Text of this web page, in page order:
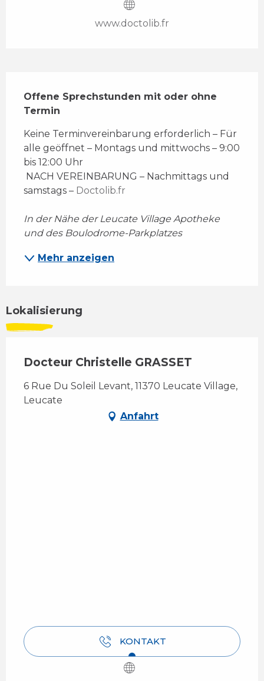
www.doctolib.fr
Offene Sprechstunden mit oder ohne
Termin
Keine Terminvereinbarung erforderlich – Für
alle geöffnet – Montags und mittwochs – 9:00
bis 12:00 Uhr
samstags – Doctolib.fr
In der Nähe der Leucate Village Apotheke
und des Boulodrome-Parkplatzes
Mehr anzeigen
Lokalisierung
Docteur Christelle GRASSET
6 Rue Du Soleil Levant, 11370 Leucate Village,
Leucate
Anfahrt
KONTAKT